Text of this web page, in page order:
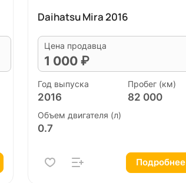
Daihatsu Mira 2016
Цена продавца
1 000 ₽
Год выпуска
2016
Пробег (км)
82 000
Объем двигателя (л)
0.7
Подробнее